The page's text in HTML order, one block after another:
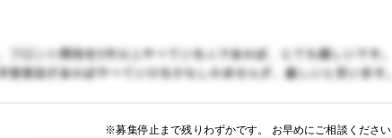
※募集停止まで残りわずかです。 お早めにご相談ください